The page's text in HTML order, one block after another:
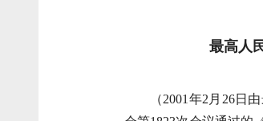
最高人
（2001年2月26日